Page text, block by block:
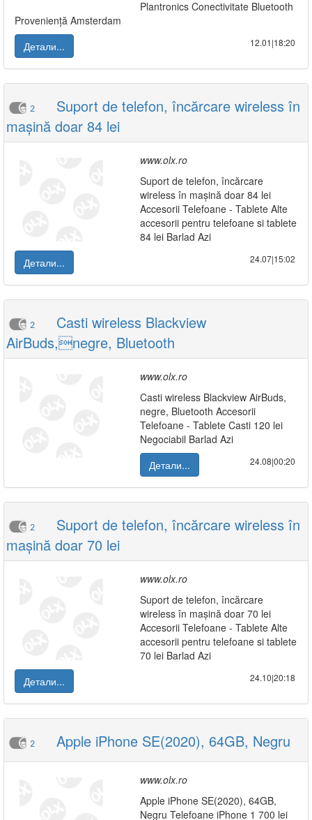
Plantronics Conectivitate Bluetooth
Proveniență Amsterdam
Детали...
12.01|18:20
2
Suport de telefon, încărcare wireless în
mașină doar 84 lei
www.olx.ro
Suport de telefon, încărcare
wireless în mașină doar 84 lei
Accesorii Telefoane - Tablete Alte
accesorii pentru telefoane si tablete
84 lei Barlad Azi
Детали...
24.07|15:02
2
Casti wireless Blackview
AirBuds,negre, Bluetooth
www.olx.ro
Casti wireless Blackview AirBuds,
negre, Bluetooth Accesorii
Telefoane - Tablete Casti 120 lei
Negociabil Barlad Azi
Детали...
24.08|00:20
2
Suport de telefon, încărcare wireless în
mașină doar 70 lei
www.olx.ro
Suport de telefon, încărcare
wireless în mașină doar 70 lei
Accesorii Telefoane - Tablete Alte
accesorii pentru telefoane si tablete
70 lei Barlad Azi
Детали...
24.10|20:18
2 Apple iPhone SE(2020), 64GB, Negru
www.olx.ro
Apple iPhone SE(2020), 64GB,
Negru Telefoane iPhone 1 700 lei